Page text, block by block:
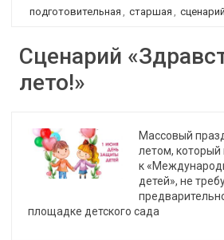
подготовительная , старшая , сценарий
Сценарий
лето!»
Массовый
летом,
к
детей», не
площадке детского сада